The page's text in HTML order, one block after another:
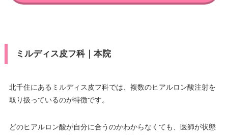
ミルディス皮フ科｜本院
北千住にあるミルディス皮フ科では、複数のヒアルロン酸注射を
取り扱っているのが特徴です。
どのヒアルロン酸が自分に合うのかわからなくても、医師が状態